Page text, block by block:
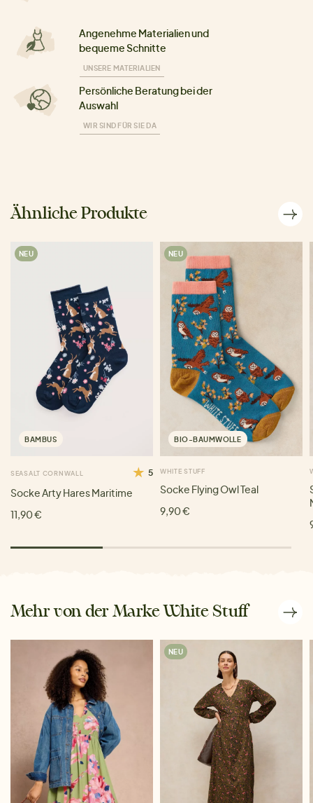
Angenehme Materialien und
bequeme Schnitte
UNSERE MATERIALIEN
Persönliche Beratung bei der
Auswahl
WIR SIND FÜR SIE DA
Ähnliche Produkte
NEU
BAMBUS
SEASALT CORNWALL 5
Socke Arty Hares Maritime
11,90 €
NEU
BIO-BAUMWOLLE
WHITE STUFF
Socke Flying Owl Teal
9,90 €
Mehr von der Marke White Stuff
NEU